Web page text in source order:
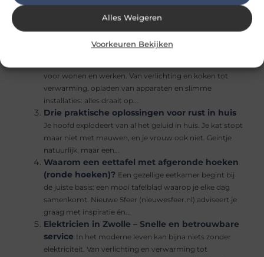
Alles Weigeren
Voorkeuren Bekijken
slot komt bijna altijd onverwacht. Je trekt de deur
24/7 elektricien in Den Haag: snel en
voor wonen en werken. Van verlichting en koken tot
verwarming, opladen van apparaten en slimme
installaties: alles draait op...
Drie praktische oplossingen voor rust in huis
Je hoofd explodeert van al het geluid in huis. Je kat stopt
maar niet met mauwen, en je vrouw ook niet. Geintje
natuurlijk, maar een...
Waarom een eettafel met afgeronde hoeken
(ronde hoeken)? Een gezellige eetkamer begint bij
de juiste basis: een mooi tafelblad waarop je elke dag
samenkomt. Nieuwe Sfeer (nieuwesfeer.nl) adviseert je
graag met inspiratie én...
Elektricien in Zwolle – Snelle en betrouwbare
service
In het moderne leven kan bijna niets zonder
elektriciteit. Van verlichting en verwarming tot